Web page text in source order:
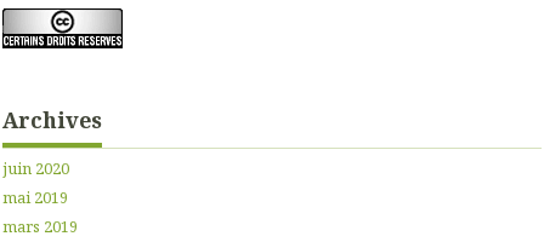
Archives
juin 2020
mai 2019
mars 2019